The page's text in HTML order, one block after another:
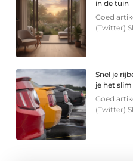
in de tuin
Goed
(Twitter)
Snel je
je het slim
Goed
(Twitter)